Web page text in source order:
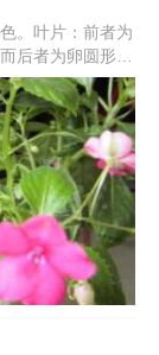
。叶片：前者为
后者为卵圆形，
粉红、淡紫、蓝